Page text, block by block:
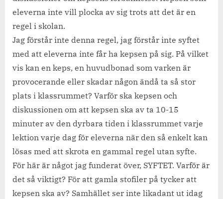
eleverna inte vill plocka av sig trots att det är en
regel i skolan.
Jag förstår inte denna regel, jag förstår inte syftet
med att eleverna inte får ha kepsen på sig. På vilket
vis kan en keps, en huvudbonad som varken är
provocerande eller skadar någon ändå ta så stor
plats i klassrummet? Varför ska kepsen och
diskussionen om att kepsen ska av ta 10-15
minuter av den dyrbara tiden i klassrummet varje
lektion varje dag för eleverna när den så enkelt kan
lösas med att skrota en gammal regel utan syfte.
För här är något jag funderat över, SYFTET. Varför är
det så viktigt? För att gamla stofiler på tycker att
kepsen ska av? Samhället ser inte likadant ut idag